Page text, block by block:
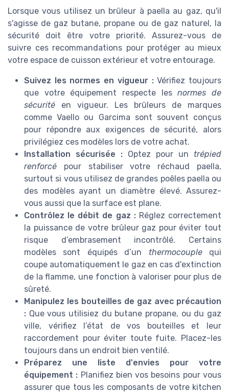
Lorsque vous utilisez un brûleur à paella au gaz, qu'il
s'agisse de gaz butane, propane ou de gaz naturel, la
sécurité doit être votre priorité. Assurez-vous de
suivre ces recommandations pour protéger au mieux
votre espace de cuisson extérieur et votre entourage.
Suivez les normes en vigueur :Vérifiez toujours
que votre équipement respecte lesnormes de
sécurité en vigueur. Les brûleurs de marques
comme Vaello ou Garcima sont souvent conçus
pour répondre aux exigences de sécurité, alors
privilégiez ces modèles lors de votre achat.
Installation sécurisée : Optez pour un trépied
renforcé pour stabiliser votre réchaud paella,
surtout si vous utilisez de grandes poêles paella ou
des modèles ayant un diamètre élevé. Assurez-
vous aussi que la surface est plane.
Contrôlez le débit de gaz :Réglez correctement
la puissance de votre brûleur gaz pour éviter tout
risque d’embrasement incontrôlé. Certains
modèles sont équipés d’un thermocouplequi
coupe automatiquement le gaz en cas d'extinction
de la flamme, une fonction à valoriser pour plus de
sûreté.
Manipulez les bouteilles de gaz avec précaution
: Que vous utilisiez du butane propane, ou du gaz
ville, vérifiez l’état de vos bouteilles et leur
raccordement pour éviter toute fuite. Placez-les
toujours dans un endroit bien ventilé.
Préparez une liste d'envies pour votre
équipement : Planifiez bien vos besoins pour vous
assurer que tous les composants de votre kitchen